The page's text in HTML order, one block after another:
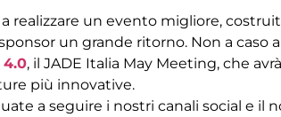
realizzare un evento migliore,
un grande ritorno. Non a caso
4.0, il JADE Italia May Meeting, che
più innovative.
a seguire i nostri canali social e il